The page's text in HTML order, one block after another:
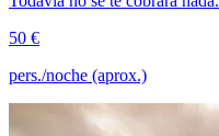
50 €
pers./noche (aprox.)